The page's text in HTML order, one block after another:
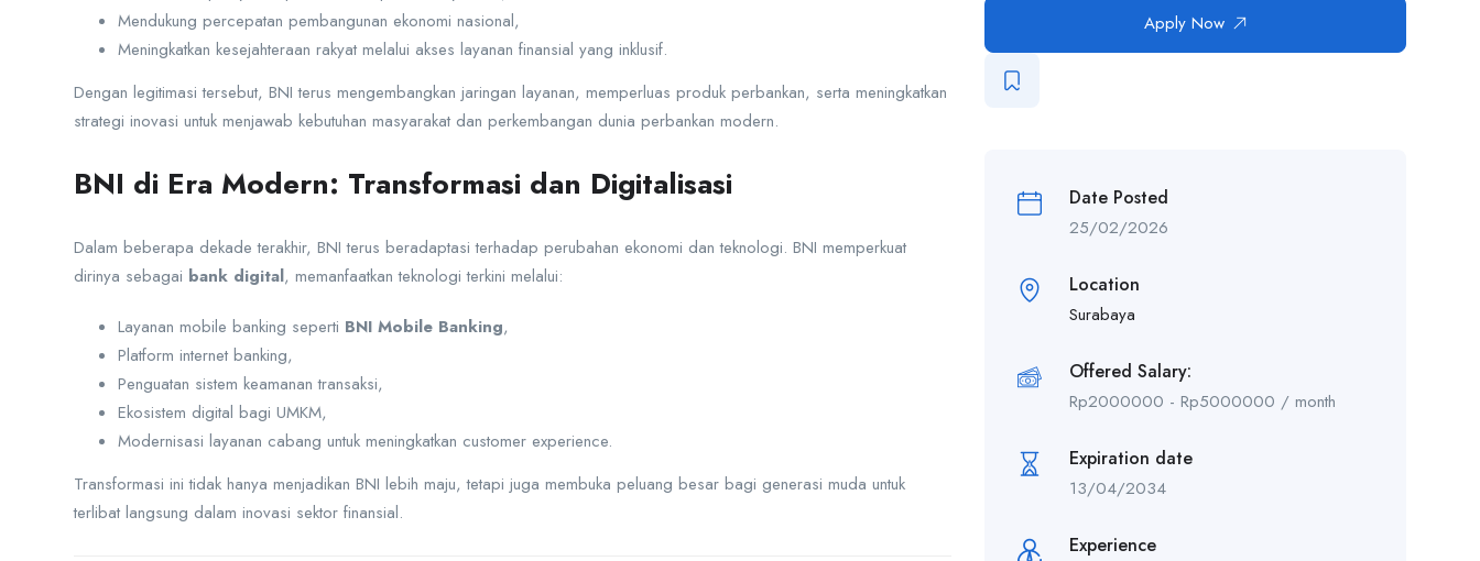
Mendukung percepatan pembangunan ekonomi nasional,
Meningkatkan kesejahteraan rakyat melalui akses layanan finansial yang inklusif.
Dengan legitimasi tersebut, BNI terus mengembangkan jaringan layanan, memperluas produk perbankan, serta meningkatkan
strategi inovasi untuk menjawab kebutuhan masyarakat dan perkembangan dunia perbankan modern.
BNI di Era Modern: Transformasi dan Digitalisasi
Dalam beberapa dekade terakhir, BNI terus beradaptasi terhadap perubahan ekonomi dan teknologi. BNI memperkuat
dirinya sebagai bank digital, memanfaatkan teknologi terkini melalui:
Layanan mobile banking seperti BNI Mobile Banking,
Platform internet banking,
Penguatan sistem keamanan transaksi,
Ekosistem digital bagi UMKM,
Modernisasi layanan cabang untuk meningkatkan customer experience.
Transformasi ini tidak hanya menjadikan BNI lebih maju, tetapi juga membuka peluang besar bagi generasi muda untuk
terlibat langsung dalam inovasi sektor finansial.
Apply Now
Date Posted
25/02/2026
Location
Surabaya
Offered Salary:
Rp2000000 - Rp5000000 / month
Expiration date
13/04/2034
Experience